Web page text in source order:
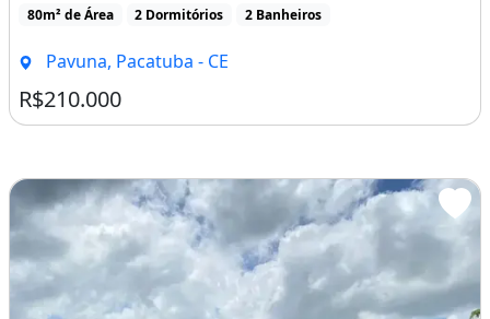
80m² de Área 2 Dormitórios 2 Banheiros
Pavuna, Pacatuba - CE
R$210.000